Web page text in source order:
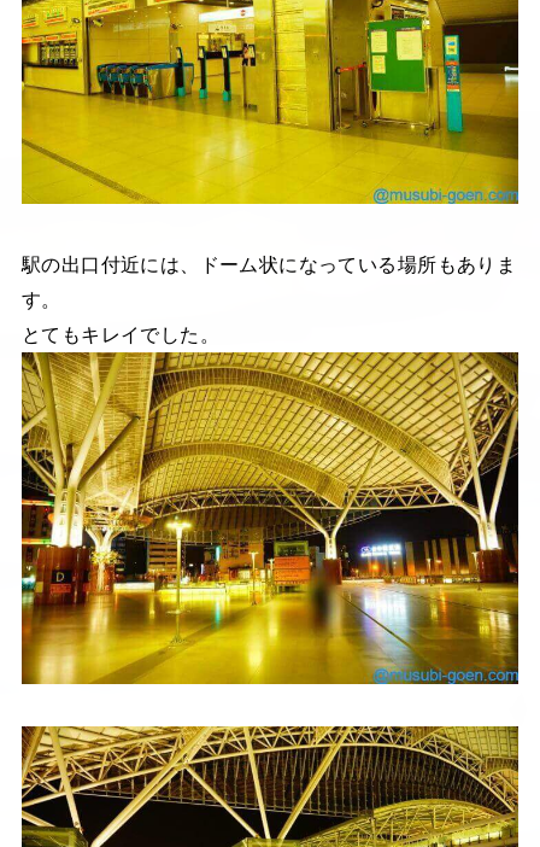
駅の出口付近には、ドーム状になっている場所もありま
す。
とてもキレイでした。